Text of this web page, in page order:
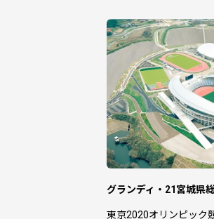
【返礼品に関する
宮城県利府町ふる
メール：furusato-
TEL：050-5527-
営業時間：平日
【受領証やワンス
宮城県利府町役場
経済産業部 商工
メール：
TEL：022-767-
グランディ・21宮城県
東京2020オリンピック